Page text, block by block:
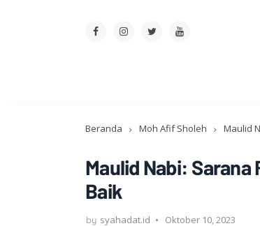
Beranda Moh Afif Sholeh Maulid
Maulid Nabi:
Baik
syahadat.id Oktober 10, 2023